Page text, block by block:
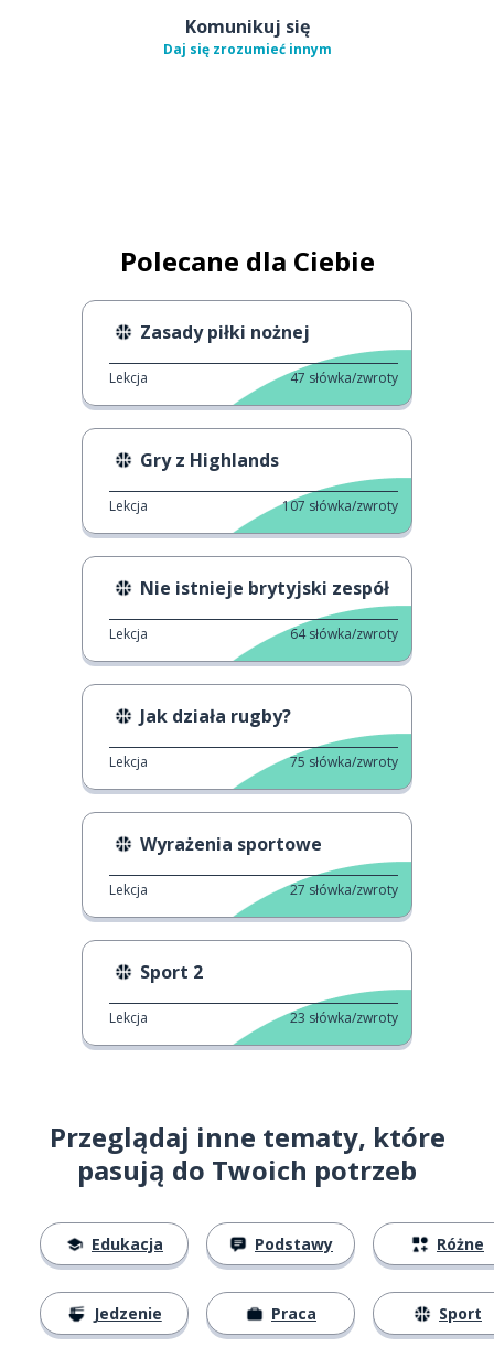
Komunikuj się
Daj się zrozumieć innym
Polecane dla Ciebie
Zasady piłki nożnej
Lekcja 47 słówka/zwroty
Gry z Highlands
Lekcja 107 słówka/zwroty
Nie istnieje brytyjski zespół
Lekcja 64 słówka/zwroty
Jak działa rugby?
Lekcja 75 słówka/zwroty
Wyrażenia sportowe
Lekcja 27 słówka/zwroty
Sport 2
Lekcja 23 słówka/zwroty
Przeglądaj inne tematy, które
pasują do Twoich potrzeb
Edukacja
Jedzenie
Podstawy
Praca
Różne
Sport